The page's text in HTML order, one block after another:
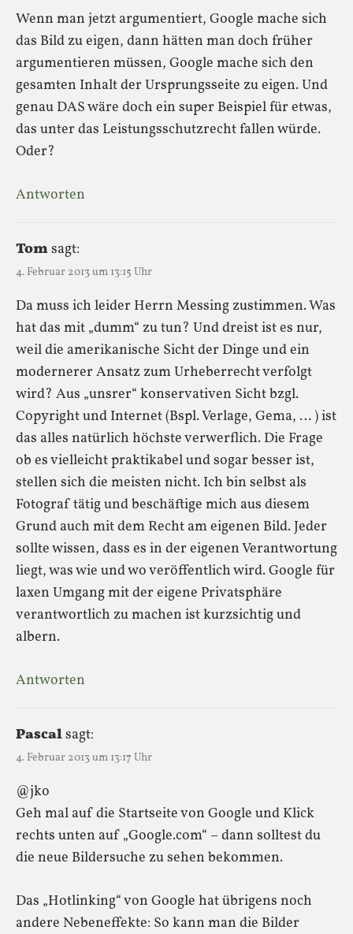
Wenn man jetzt argumentiert, Google mache sich
das Bild zu eigen, dann hätten man doch früher
argumentieren müssen, Google mache sich den
gesamten Inhalt der Ursprungsseite zu eigen. Und
genau DAS wäre doch ein super Beispiel für etwas,
das unter das Leistungsschutzrecht fallen würde.
Oder?
Antworten
Tomsagt:
4. Februar 2013 um 13:15 Uhr
Da muss ich leider Herrn Messing zustimmen. Was
hat das mit „dumm“ zu tun? Und dreist ist es nur,
weil die amerikanische Sicht der Dinge und ein
modernerer Ansatz zum Urheberrecht verfolgt
wird? Aus „unsrer“ konservativen Sicht bzgl.
Copyright und Internet (Bspl. Verlage, Gema, … ) ist
das alles natürlich höchste verwerflich. Die Frage
ob es vielleicht praktikabel und sogar besser ist,
stellen sich die meisten nicht. Ich bin selbst als
Fotograf tätig und beschäftige mich aus diesem
Grund auch mit dem Recht am eigenen Bild. Jeder
sollte wissen, dass es in der eigenen Verantwortung
liegt, was wie und wo veröffentlich wird. Google für
laxen Umgang mit der eigene Privatsphäre
verantwortlich zu machen ist kurzsichtig und
albern.
Antworten
Pascalsagt:
4. Februar 2013 um 13:17 Uhr
@jko
Geh mal auf die Startseite von Google und Klick
rechts unten auf „Google.com“ – dann solltest du
die neue Bildersuche zu sehen bekommen.
Das „Hotlinking“ von Google hat übrigens noch
andere Nebeneffekte: So kann man die Bilder